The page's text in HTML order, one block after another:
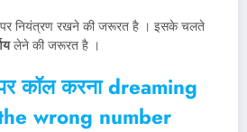
नियंत्रण रखने की जरूरत है । इसके चलते
लेने की जरूरत है ।
कॉल करनाdreaming
wrong number